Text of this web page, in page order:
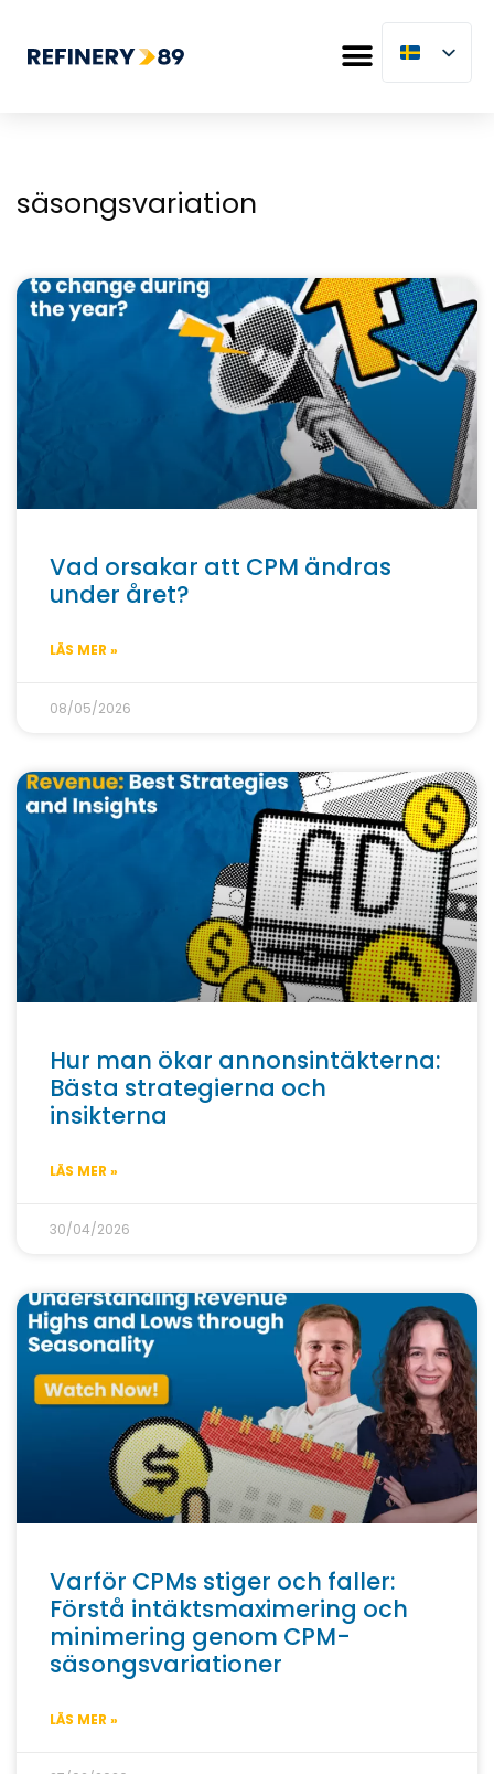
säsongsvariation
Vad orsakar att CPM ändras
under året?
LÄS MER »
08/05/2026
Hur man ökar annonsintäkterna:
Bästa strategierna och
insikterna
LÄS MER »
30/04/2026
Varför CPMs stiger och faller:
Förstå intäktsmaximering och
minimering genom CPM-
säsongsvariationer
LÄS MER »